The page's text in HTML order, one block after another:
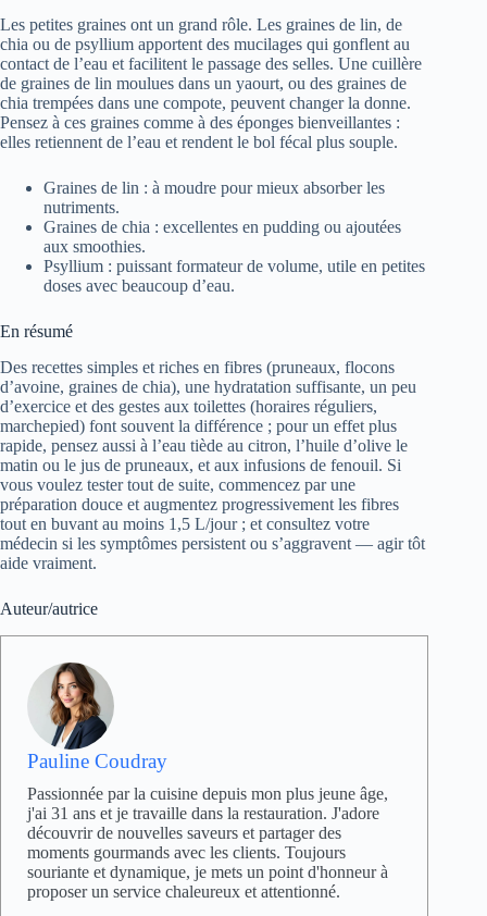
Les petites graines ont un grand rôle. Les graines de lin, de
chia ou de psyllium apportent des mucilages qui gonflent au
contact de l’eau et facilitent le passage des selles. Une cuillère
de graines de lin moulues dans un yaourt, ou des graines de
chia trempées dans une compote, peuvent changer la donne.
Pensez à ces graines comme à des éponges bienveillantes :
elles retiennent de l’eau et rendent le bol fécal plus souple.
Graines de lin : à moudre pour mieux absorber les
nutriments.
Graines de chia : excellentes en pudding ou ajoutées
aux smoothies.
Psyllium : puissant formateur de volume, utile en petites
doses avec beaucoup d’eau.
En résumé
Des recettes simples et riches en fibres (pruneaux, flocons
d’avoine, graines de chia), une hydratation suffisante, un peu
d’exercice et des gestes aux toilettes (horaires réguliers,
marchepied) font souvent la différence ; pour un effet plus
rapide, pensez aussi à l’eau tiède au citron, l’huile d’olive le
matin ou le jus de pruneaux, et aux infusions de fenouil. Si
vous voulez tester tout de suite, commencez par une
préparation douce et augmentez progressivement les fibres
tout en buvant au moins 1,5 L/jour ; et consultez votre
médecin si les symptômes persistent ou s’aggravent — agir tôt
aide vraiment.
Auteur/autrice
Pauline Coudray
Passionnée par la cuisine depuis mon plus jeune âge,
j'ai 31 ans et je travaille dans la restauration. J'adore
découvrir de nouvelles saveurs et partager des
moments gourmands avec les clients. Toujours
souriante et dynamique, je mets un point d'honneur à
proposer un service chaleureux et attentionné.